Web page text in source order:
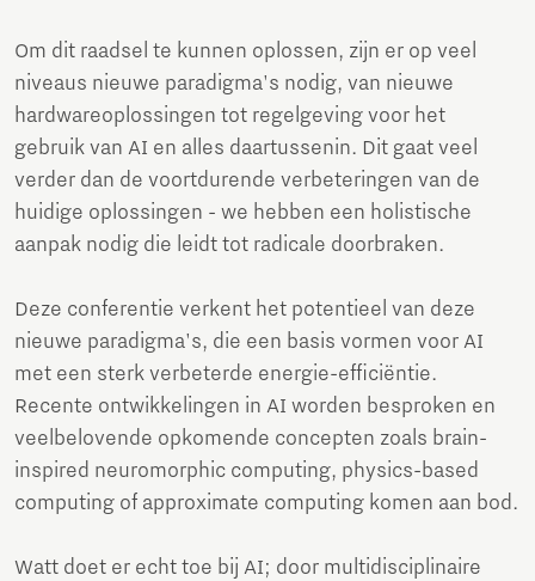
Om dit raadsel te kunnen oplossen, zijn er op veel
niveaus nieuwe paradigma's nodig, van nieuwe
hardwareoplossingen tot regelgeving voor het
gebruik van AI en alles daartussenin. Dit gaat veel
verder dan de voortdurende verbeteringen van de
huidige oplossingen - we hebben een holistische
aanpak nodig die leidt tot radicale doorbraken.
Deze conferentie verkent het potentieel van deze
nieuwe paradigma's, die een basis vormen voor AI
met een sterk verbeterde energie-efficiëntie.
Recente ontwikkelingen in AI worden besproken en
veelbelovende opkomende concepten zoals brain-
inspired neuromorphic computing, physics-based
computing of approximate computing komen aan bod.
Watt doet er echt toe bij AI; door multidisciplinaire